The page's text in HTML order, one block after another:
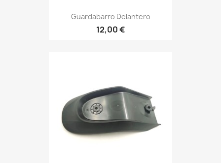
Guardabarro Delantero
12,00 €